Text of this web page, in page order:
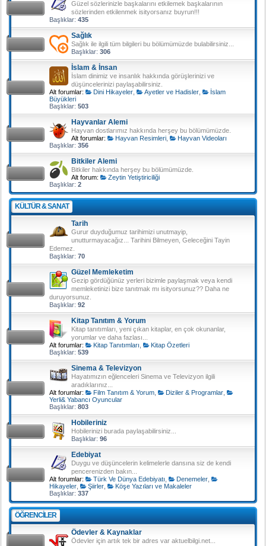
Güzel sözlerinizle başkalarını etkilemek başkalarının
sözlerinden etkilenmek isityorsanız buyrun!!!
Başlıklar: 435
Sağlık
Sağlık ile ilgili tüm bilgileri bu bölümümüzde bulabilirsiniz...
Başlıklar: 306
İslam & İnsan
İslam dinimiz ve insanlık hakkında görüşlerinizi ve
düşüncelerinizi paylaşabilirsiniz.
Alt forumlar:
Dini Hikayeler, Ayetler ve Hadisler,
İslam
Büyükleri
Başlıklar: 503
Hayvanlar Alemi
Hayvan dostlarımız hakkında herşey bu bölümümüzde.
Alt forumlar:
Hayvan Resimleri,
Hayvan Videoları
Başlıklar: 356
Bitkiler Alemi
Bitkiler hakkında herşey bu bölümümüzde.
Alt forum:
Zeytin Yetiştiriciliği
Başlıklar: 2
KÜLTÜR & SANAT
Tarih
Gurur duyduğumuz tarihimizi unutmayip,
unutturmayacağız... Tarihini Bilmeyen, Geleceğini Tayin
Edemez.
Başlıklar: 70
Güzel Memleketim
Gezip gördüğünüz yerleri bizimle paylaşmak veya kendi
memleketinizi bize tanıtmak mı isityorsunuz?? Daha ne
duruyorsunuz.
Başlıklar: 92
Kitap Tanıtım & Yorum
Kitap tanıtımları, yeni çıkan kitaplar, en çok okunanlar,
yorumlar ve daha fazlası...
Alt forumlar:
Kitap Tanıtımları
Kitap Özetleri
Başlıklar: 539
Sinema & Televizyon
Hayatımızın eğlenceleri Sinema ve Televizyon ilgili
aradıklarınız...
Alt forumlar:
Film Tanıtım & Yorum, Diziler & Programlar,
Yerli& Yabancı Oyuncular
Başlıklar: 803
Hobileriniz
Hobilerinizi burada paylaşabilirsiniz...
Başlıklar: 96
Edebiyat
Duygu ve düşüncelerin kelimelerle dansına siz de kendi
pencerenizden bakın...
Alt forumlar:
Türk Ve Dünya Edebiyatı Denemeler,
Hikayeler
Şiirler,
Köşe Yazıları ve Makaleler
Başlıklar: 337
ÖĞRENCILER
Ödevler & Kaynaklar
Ödevler için artık tek bir adres var aktuelbilgi.net...